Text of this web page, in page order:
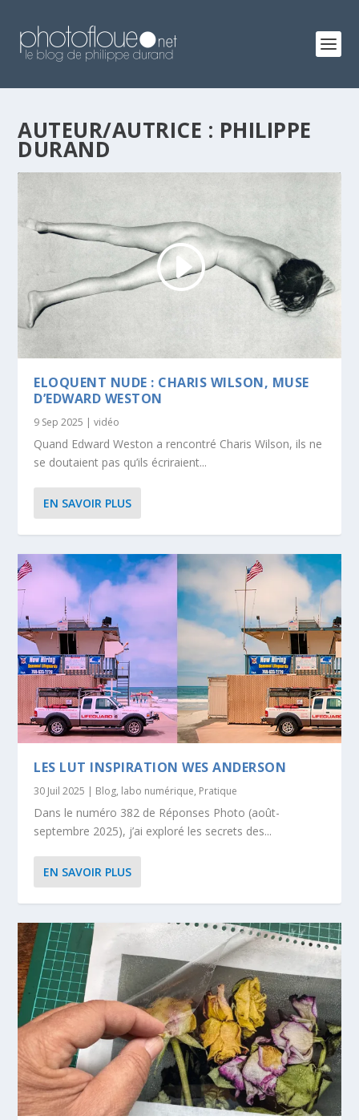
AUTEUR/AUTRICE : PHILIPPE
DURAND
ELOQUENT NUDE : CHARIS WILSON, MUSE
D’EDWARD WESTON
9 Sep 2025 |vidéo
Quand Edward Weston a rencontré Charis Wilson, ils ne
se doutaient pas qu’ils écriraient...
EN SAVOIR PLUS
LES LUT INSPIRATION WES ANDERSON
30 Juil 2025 | Blog, labo numérique, Pratique
Dans le numéro 382 de Réponses Photo (août-
septembre 2025), j’ai exploré les secrets des...
EN SAVOIR PLUS